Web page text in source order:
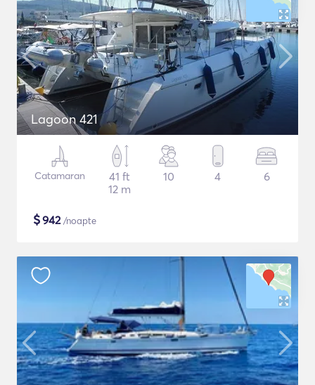
Lagoon 421
Catamaran
41 ft
12 m
10 4 6
$942/noapte